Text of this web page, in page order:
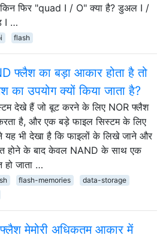
फिर "quad I / O" क्या है? डुअल I /
I …
flash
फ्लैश का बड़ा आकार होता है तो
का उपयोग क्यों किया जाता है?
देखे हैं जो बूट करने के लिए NOR फ्लैश
है, और एक बड़े फाइल सिस्टम के लिए
भी देखा है कि फाइलों के लिखे जाने और
होने के बाद केवल NAND के साथ एक
हो जाता …
flash-memories
data-storage
मेमोरी अधिकतम आकार में